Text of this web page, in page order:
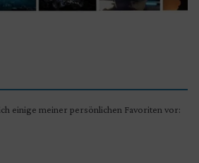
einige meiner persönlichen Favoriten vor: